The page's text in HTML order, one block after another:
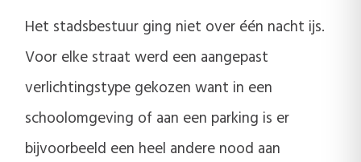
Het stadsbestuur ging niet over één nacht ijs.
Voor elke straat werd een aangepast
verlichtingstype gekozen want in een
schoolomgeving of aan een parking is er
bijvoorbeeld een heel andere nood aan